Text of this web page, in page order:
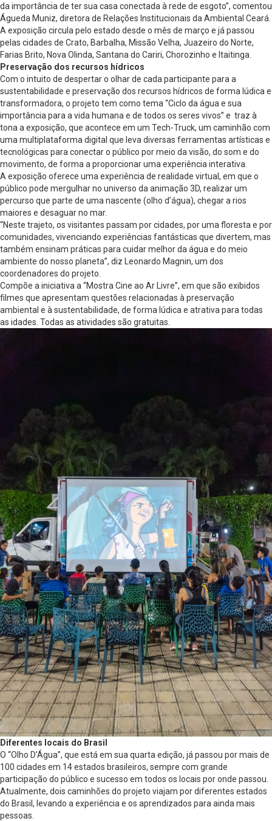
da importância de ter sua casa conectada à rede de esgoto”, comentou
Águeda Muniz, diretora de Relações Institucionais da Ambiental Ceará.
A exposição circula pelo estado desde o mês de março e já passou
pelas cidades de Crato, Barbalha, Missão Velha, Juazeiro do Norte,
Farias Brito, Nova Olinda, Santana do Cariri, Chorozinho e Itaitinga.
Preservação dos recursos hídricos
Com o intuito de despertar o olhar de cada participante para a
sustentabilidade e preservação dos recursos hídricos de forma lúdica e
transformadora, o projeto tem como tema “Ciclo da água e sua
importância para a vida humana e de todos os seres vivos” e traz à
tona a exposição, que acontece em um Tech-Truck, um caminhão com
uma multiplataforma digital que leva diversas ferramentas artísticas e
tecnológicas para conectar o público por meio da visão, do som e do
movimento, de forma a proporcionar uma experiência interativa.
A exposição oferece uma experiência de realidade virtual, em que o
público pode mergulhar no universo da animação 3D, realizar um
percurso que parte de uma nascente (olho d’água), chegar a rios
maiores e desaguar no mar.
“Neste trajeto, os visitantes passam por cidades, por uma floresta e por
comunidades, vivenciando experiências fantásticas que divertem, mas
também ensinam práticas para cuidar melhor da água e do meio
ambiente do nosso planeta”, diz Leonardo Magnin, um dos
coordenadores do projeto.
Compõe a iniciativa a “Mostra Cine ao Ar Livre”, em que são exibidos
filmes que apresentam questões relacionadas à preservação
ambiental e à sustentabilidade, de forma lúdica e atrativa para todas
as idades. Todas as atividades são gratuitas.
Diferentes locais do Brasil
O “Olho D’Água”, que está em sua quarta edição, já passou por mais de
100 cidades em 14 estados brasileiros, sempre com grande
participação do público e sucesso em todos os locais por onde passou.
Atualmente, dois caminhões do projeto viajam por diferentes estados
do Brasil, levando a experiência e os aprendizados para ainda mais
pessoas.